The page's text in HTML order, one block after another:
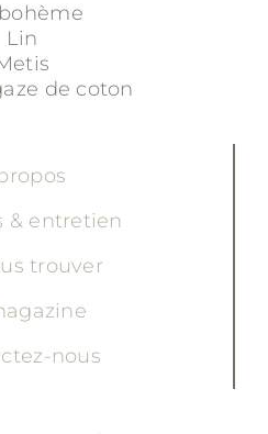
Lin
de coton
& entretien
trouver
nous